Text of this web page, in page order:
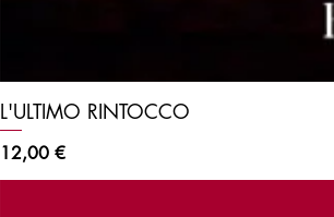
L'ULTIMO RINTOCCO
Prezzo
12,00 €